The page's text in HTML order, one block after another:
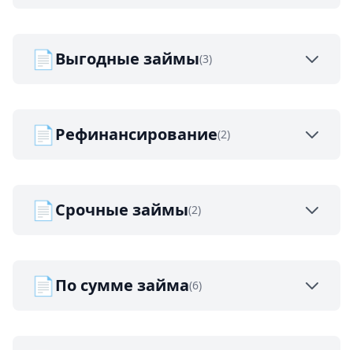
📄Выгодные займы(3)
📄Рефинансирование(2)
📄Срочные займы(2)
📄По сумме займа(6)